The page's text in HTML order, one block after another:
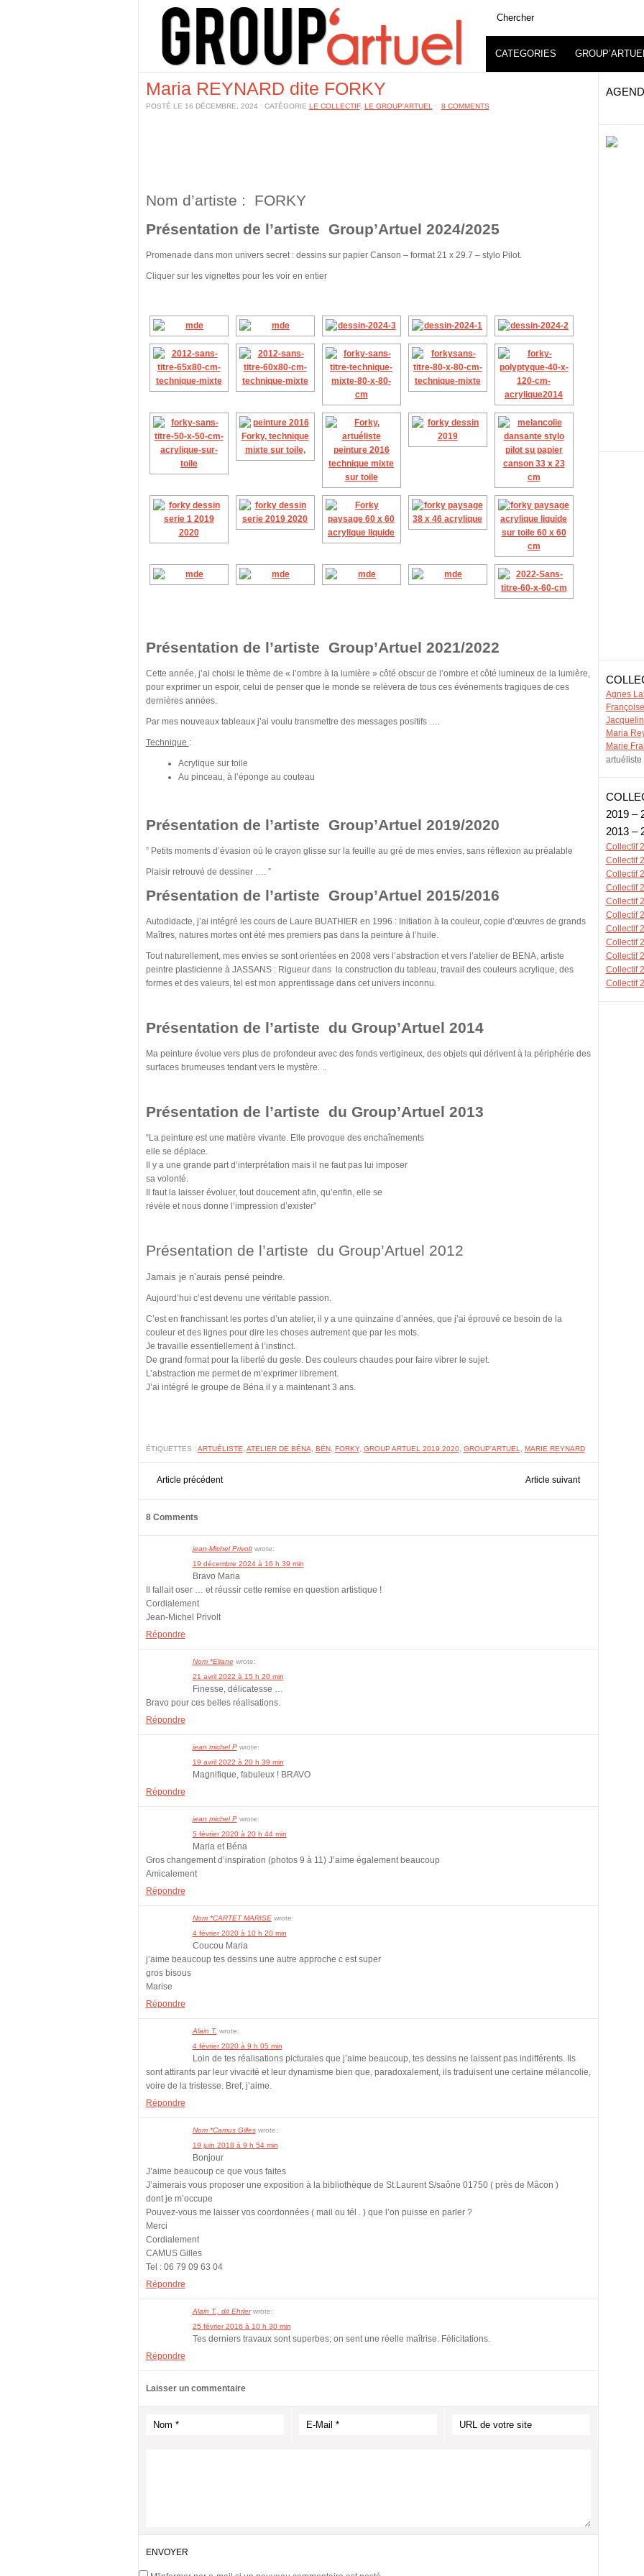
CATEGORIES
Agnes
Maria
Marie
artuéliste
2019 –
2013 –
Collectif
Collectif
Collectif
Collectif
Collectif
Collectif
Collectif
Collectif
Collectif
Collectif
Collectif
Maria REYNARD dite FORKY
POSTÉ LE 16 DÉCEMBRE, 2024 ˑ CATÉGORIE LE COLLECTIF, LE GROUP'ARTUEL ˑ 8 COMMENTS
Nom d’artiste : FORKY
Présentation de l’artiste Group’Artuel 2024/2025
Promenade dans mon univers secret : dessins sur papier Canson – format 21 x 29.7 – stylo Pilot.
Cliquer sur les vignettes pour les voir en entier
Présentation de l’artiste Group’Artuel 2021/2022
Cette année, j’ai choisi le thème de « l’ombre à la lumière » côté obscur de l’ombre et côté lumineux de la lumière,
pour exprimer un espoir, celui de penser que le monde se relèvera de tous ces événements tragiques de ces
dernières années.
Par mes nouveaux tableaux j’ai voulu transmettre des messages positifs ….
Technique :
Acrylique sur toile
Au pinceau, à l’éponge au couteau
Présentation de l’artiste Group’Artuel 2019/2020
” Petits moments d’évasion où le crayon glisse sur la feuille au gré de mes envies, sans réflexion au préalable
Plaisir retrouvé de dessiner …. ”
Présentation de l’artiste Group’Artuel 2015/2016
Autodidacte, j’ai intégré les cours de Laure BUATHIER en 1996 : Initiation à la couleur, copie d’œuvres de grands
Maîtres, natures mortes ont été mes premiers pas dans la peinture à l’huile.
Tout naturellement, mes envies se sont orientées en 2008 vers l’abstraction et vers l’atelier de BENA, artiste
peintre plasticienne à JASSANS : Rigueur dans la construction du tableau, travail des couleurs acrylique, des
formes et des valeurs, tel est mon apprentissage dans cet univers inconnu.
Présentation de l’artiste du Group’Artuel 2014
Ma peinture évolue vers plus de profondeur avec des fonds vertigineux, des objets qui dérivent à la périphérie des
surfaces brumeuses tendant vers le mystère. ..
Présentation de l’artiste du Group’Artuel 2013
“La peinture est une matière vivante. Elle provoque des enchaînements
elle se déplace.
Il y a une grande part d’interprétation mais il ne faut pas lui imposer
sa volonté.
Il faut la laisser évoluer, tout doucement afin, qu’enfin, elle se
révèle et nous donne l’impression d’exister”
Présentation de l’artiste du Group’Artuel 2012
Jamais je n’aurais pensé peindre.
Aujourd’hui c’est devenu une véritable passion.
C’est en franchissant les portes d’un atelier, il y a une quinzaine d’années, que j’ai éprouvé ce besoin de la
couleur et des lignes pour dire les choses autrement que par les mots.
Je travaille essentiellement à l’instinct.
De grand format pour la liberté du geste. Des couleurs chaudes pour faire vibrer le sujet.
L’abstraction me permet de m’exprimer librement.
J’ai intégré le groupe de Béna il y a maintenant 3 ans.
ÉTIQUETTES : ARTUÉLISTE ATELIER DE BÉNA BÉN, FORKY, GROUP ARTUEL 2019 2020, GROUP'ARTUEL MARIE REYNARD
Article précédent Article suivant
8 Comments
jean-Michel Privolt wrote:
19 décembre 2024 à 16 h 39 min
Bravo Maria
Il fallait oser … et réussir cette remise en question artistique !
Cordialement
Jean-Michel Privolt
Répondre
Nom *Eliane wrote:
21 avril 2022 à 15 h 20 min
Finesse, délicatesse …
Bravo pour ces belles réalisations.
Répondre
jean michel P wrote:
19 avril 2022 à 20 h 39 min
Magnifique, fabuleux ! BRAVO
Répondre
jean michel P wrote:
5 février 2020 à 20 h 44 min
Maria et Béna
Gros changement d’inspiration (photos 9 à 11) J’aime également beaucoup
Amicalement
Répondre
Nom *CARTET MARISE wrote:
4 février 2020 à 10 h 20 min
Coucou Maria
j’aime beaucoup tes dessins une autre approche c est super
gros bisous
Marise
Répondre
Alain T. wrote:
4 février 2020 à 9 h 05 min
Loin de tes réalisations picturales que j’aime beaucoup, tes dessins ne laissent pas indifférents. Ils
sont attirants par leur vivacité et leur dynamisme bien que, paradoxalement, ils traduisent une certaine mélancolie,
voire de la tristesse. Bref, j’aime.
Répondre
Nom *Camus Gilles wrote:
19 juin 2018 à 9 h 54 min
Bonjour
J’aime beaucoup ce que vous faites
J’aimerais vous proposer une exposition à la bibliothèque de St.Laurent S/saône 01750 ( près de Mâcon )
dont je m’occupe
Pouvez-vous me laisser vos coordonnées ( mail ou tél . ) que l’on puisse en parler ?
Merci
Cordialement
CAMUS Gilles
Tel : 06 79 09 63 04
Répondre
Alain T., dit Ehrler wrote:
25 février 2016 à 10 h 30 min
Tes derniers travaux sont superbes; on sent une réelle maîtrise. Félicitations.
Répondre
Laisser un commentaire